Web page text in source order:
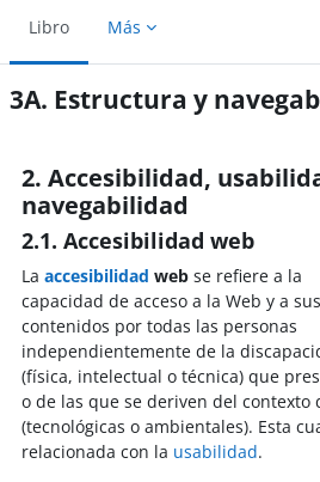
Libro Más
3A. Estructura y
2. Accesibilidad,
navegabilidad
2.1. Accesibilidad web
La accesibilidad web se refiere a la
capacidad de acceso a la Web y a sus
contenidos por todas las personas
independientemente de la
(física, intelectual o técnica) que
o de las que se deriven del contexto
(tecnológicas o ambientales). Esta
relacionada con la usabilidad.